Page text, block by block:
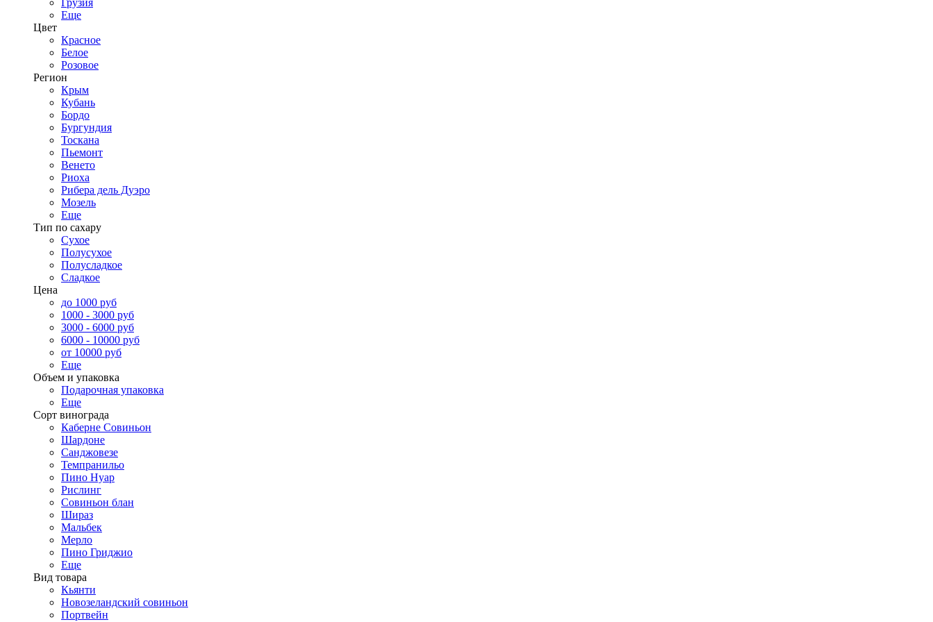
Грузия
Еще
Цвет
Красное
Белое
Розовое
Регион
Крым
Кубань
Бордо
Бургундия
Тоскана
Пьемонт
Венето
Риоха
Рибера дель Дуэро
Мозель
Еще
Тип по сахару
Сухое
Полусухое
Полусладкое
Сладкое
Цена
до 1000 руб
1000 - 3000 руб
3000 - 6000 руб
6000 - 10000 руб
от 10000 руб
Еще
Объем и упаковка
Подарочная упаковка
Еще
Сорт винограда
Каберне Совиньон
Шардоне
Санджовезе
Темпранильо
Пино Нуар
Рислинг
Совиньон блан
Шираз
Мальбек
Мерло
Пино Гриджио
Еще
Вид товара
Кьянти
Новозеландский совиньон
Портвейн